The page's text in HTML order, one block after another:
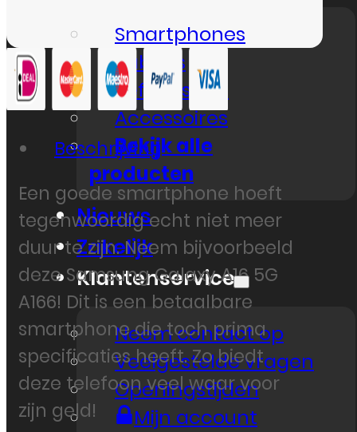
Smartphones
Tablets
Refurbished
Accessoires
Bekijk alle
producten
Nieuws
Zakelijk
Klantenservice
Neem contact op
Veelgestelde vragen
Openingstijden
Mijn account
Beschrijving
Een goede smartphone hoeft
tegenwoordig echt niet meer
duur te zijn. Neem bijvoorbeeld
deze Samsung Galaxy A16 5G
A166! Dit is een betaalbare
smartphone die toch prima
specificaties heeft. Zo biedt
deze telefoon veel waar voor
zijn geld!